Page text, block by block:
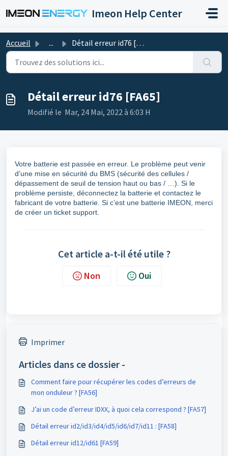
Imeon Help Center
Accueil ... Détail erreur id76 [FA65]
Détail erreur id76 [FA65]
Modifié le Mar, 24 Mai, 2022 à 6:03 H
Votre batterie est passée en erreur. Le problème peut venir
d’une mise en sécurité du BMS (sécurité des cellules /
dépassement de seuil de tension haut ou bas / …). Si le
problème persiste, déconnectez la batterie et contactez le
fabricant de votre batterie. Si c’est une batterie IMEON, merci
de créer un ticket support.
Cet article a-t-il été utile ?
Non Oui
Imprimer
Articles dans ce dossier -
Comment faire pour récupérer les codes d’erreurs de
mon onduleur ? [FA56]
J’ai un code d’erreur IDXX, à quoi cela correspond ? [FA57]
Détail erreur id2/id3/id4/id5/id6/id7/id11 : [FA58]
Détail erreur id12/id61 [FA59]